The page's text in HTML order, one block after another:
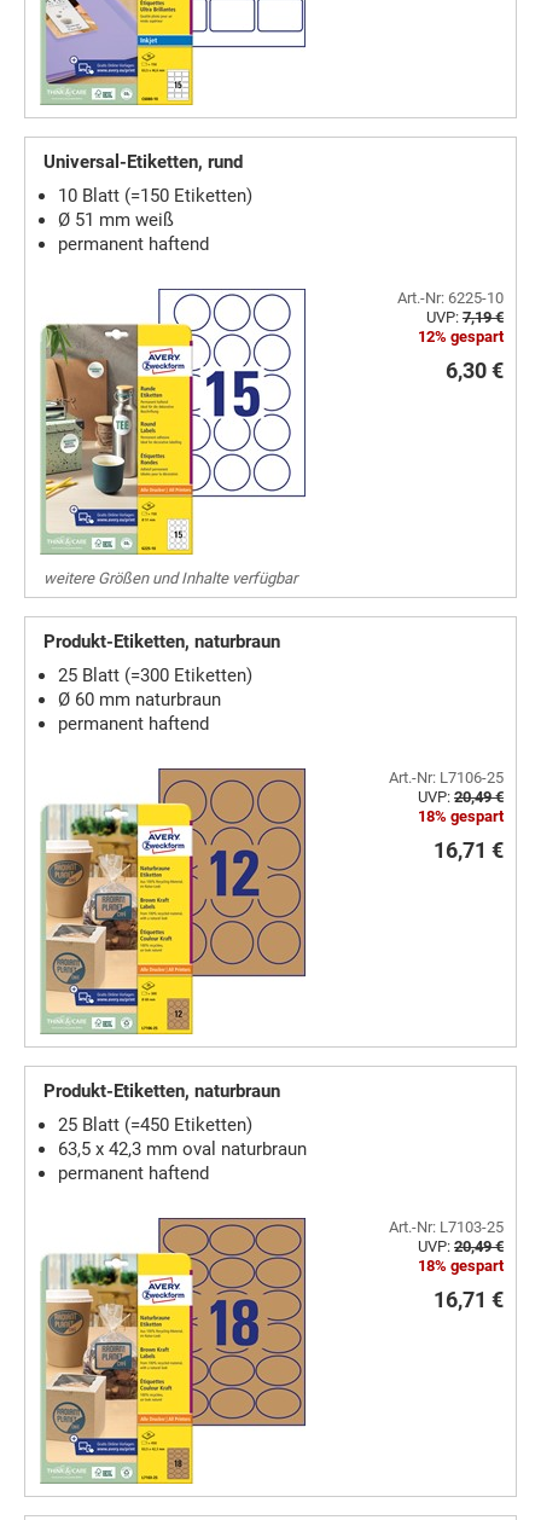
Universal-Etiketten, rund
10 Blatt (=150 Etiketten)
Ø 51 mm weiß
permanent haftend
Art.-Nr: 6225-10
UVP: 7,19 €
12% gespart
6,30 €
weitere Größen und Inhalte verfügbar
Produkt-Etiketten, naturbraun
25 Blatt (=300 Etiketten)
Ø 60 mm naturbraun
permanent haftend
Art.-Nr: L7106-25
UVP: 20,49 €
18% gespart
16,71 €
Produkt-Etiketten, naturbraun
25 Blatt (=450 Etiketten)
63,5 x 42,3 mm oval naturbraun
permanent haftend
Art.-Nr: L7103-25
UVP: 20,49 €
18% gespart
16,71 €